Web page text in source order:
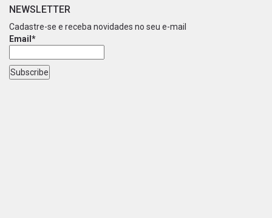
NEWSLETTER
Cadastre-se e receba novidades no seu e-mail
Email*